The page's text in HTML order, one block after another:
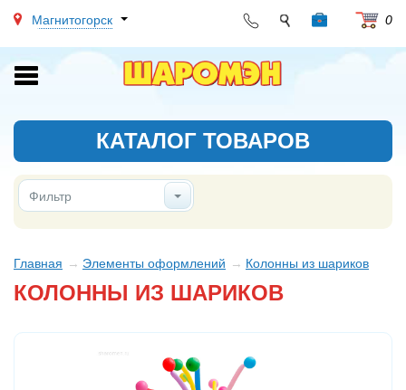
Магнитогорск 0
Toggle
navigation
КАТАЛОГ ТОВАРОВ
Фильтр
Главная Элементы оформлений Колонны из шариков
КОЛОННЫ ИЗ ШАРИКОВ